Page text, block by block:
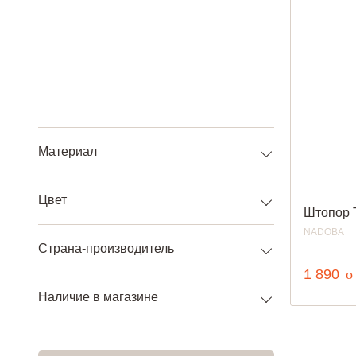
Материал
Цвет
Страна-производитель
Наличие в магазине
Штопор
NADOBA
1 890 o